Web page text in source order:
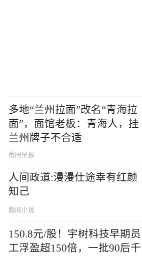
多地“兰州拉面”改名“青海拉
面”，面馆老板：青海人，挂
兰州牌子不合适
南国早报
人间政道:漫漫仕途幸有红颜
知己
翻阅小说
150.8元/股！宇树科技早期员
工浮盈超150倍，一批90后千